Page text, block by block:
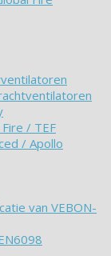
/ TEF
/ Apollo
van VEBON-